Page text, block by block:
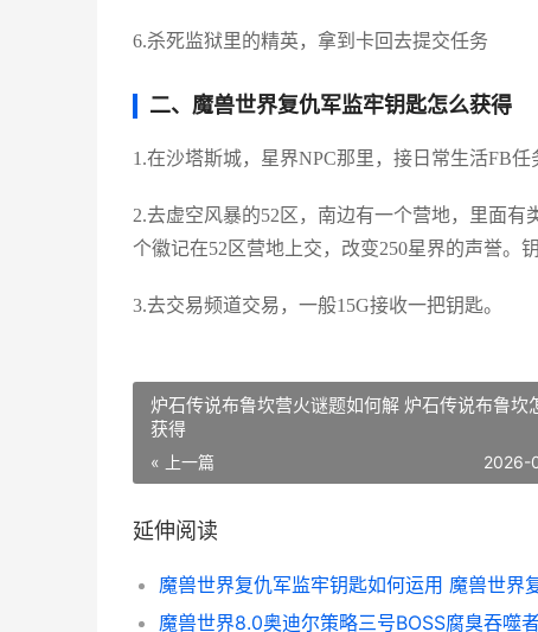
6.杀死监狱里的精英，拿到卡回去提交任务
二、魔兽世界复仇军监牢钥匙怎么获得
1.在沙塔斯城，星界NPC那里，接日常生活FB
2.去虚空风暴的52区，南边有一个营地，里面
个徽记在52区营地上交，改变250星界的声誉。
3.去交易频道交易，一般15G接收一把钥匙。
炉石传说布鲁坎营火谜题如何解 炉石传说布鲁坎
获得
« 上一篇 2026-
延伸阅读